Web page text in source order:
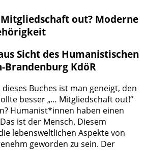
out? Moderne
Sicht des Humanistischen
Brandenburg KdöR
Buches ist man geneigt, den
besser „… Mitgliedschaft out!“
Humanist*innen haben einen
ist der Mensch. Diesem
lebensweltlichen Aspekte von
geworden zu sein. Der